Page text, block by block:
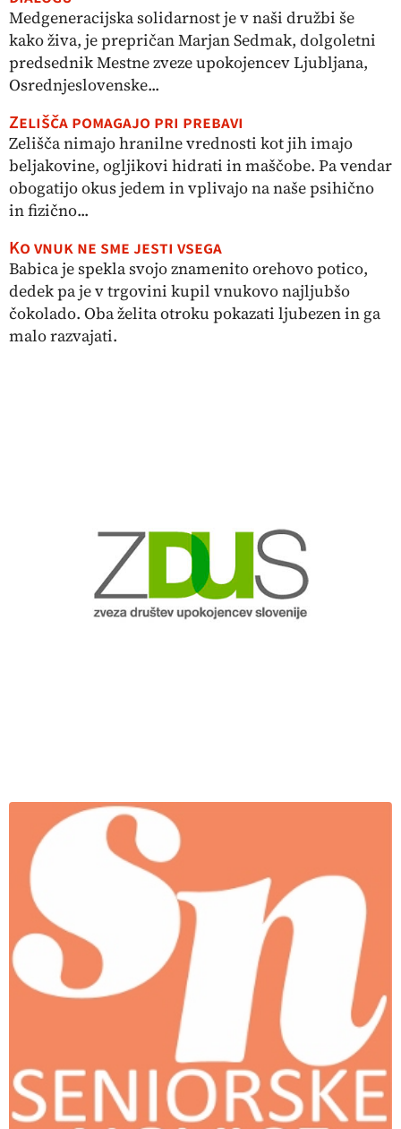
Medgeneracijska solidarnost je v naši družbi še
kako živa, je prepričan Marjan Sedmak, dolgoletni
predsednik Mestne zveze upokojencev Ljubljana,
Osrednjeslovenske...
Zelišča pomagajo pri prebavi
Zelišča nimajo hranilne vrednosti kot jih imajo
beljakovine, ogljikovi hidrati in maščobe. Pa vendar
obogatijo okus jedem in vplivajo na naše psihično
in fizično...
Ko vnuk ne sme jesti vsega
Babica je spekla svojo znamenito orehovo potico,
dedek pa je v trgovini kupil vnukovo najljubšo
čokolado. Oba želita otroku pokazati ljubezen in ga
malo razvajati.